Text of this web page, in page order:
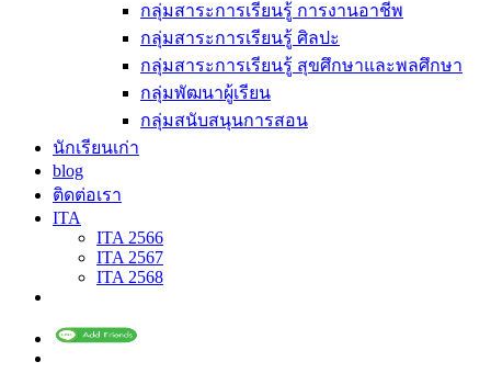
กลุ่มสาระการเรียนรู้ การงานอาชีพ
กลุ่มสาระการเรียนรู้ ศิลปะ
กลุ่มสาระการเรียนรู้ สุขศึกษาและพลศึกษา
กลุ่มพัฒนาผู้เรียน
กลุ่มสนับสนุนการสอน
นักเรียนเก่า
blog
ติดต่อเรา
ITA
ITA 2566
ITA 2567
ITA 2568